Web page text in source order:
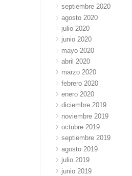
septiembre 2020
agosto 2020
julio 2020
junio 2020
mayo 2020
abril 2020
marzo 2020
febrero 2020
enero 2020
diciembre 2019
noviembre 2019
octubre 2019
septiembre 2019
agosto 2019
julio 2019
junio 2019